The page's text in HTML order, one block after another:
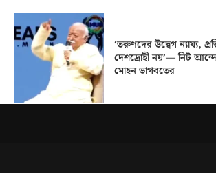
‘তরুণদের উদ্বেগ ন্যায্য,
দেশদ্রোহী নয়’— নিট
মোহন ভাগবতের